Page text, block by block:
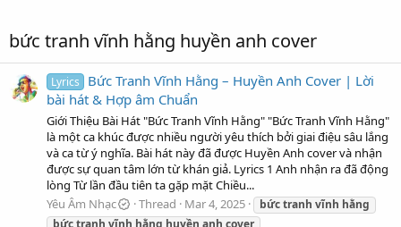
bức tranh vĩnh hằng huyền anh cover
Lyrics
Bức Tranh Vĩnh Hằng – Huyền Anh Cover | Lời
bài hát & Hợp âm Chuẩn
Giới Thiệu Bài Hát "Bức Tranh Vĩnh Hằng" "Bức Tranh Vĩnh Hằng"
là một ca khúc được nhiều người yêu thích bởi giai điệu sâu lắng
và ca từ ý nghĩa. Bài hát này đã được Huyền Anh cover và nhận
được sự quan tâm lớn từ khán giả. Lyrics 1 Anh nhận ra đã động
lòng Từ lần đầu tiên ta gặp mặt Chiều...
Yêu Âm Nhạc
Thread Mar 4, 2025 bứctranh vĩnh hằng
bứctranh vĩnh hằng huyền anh cover